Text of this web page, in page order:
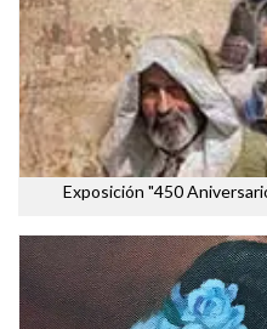
Exposición "450